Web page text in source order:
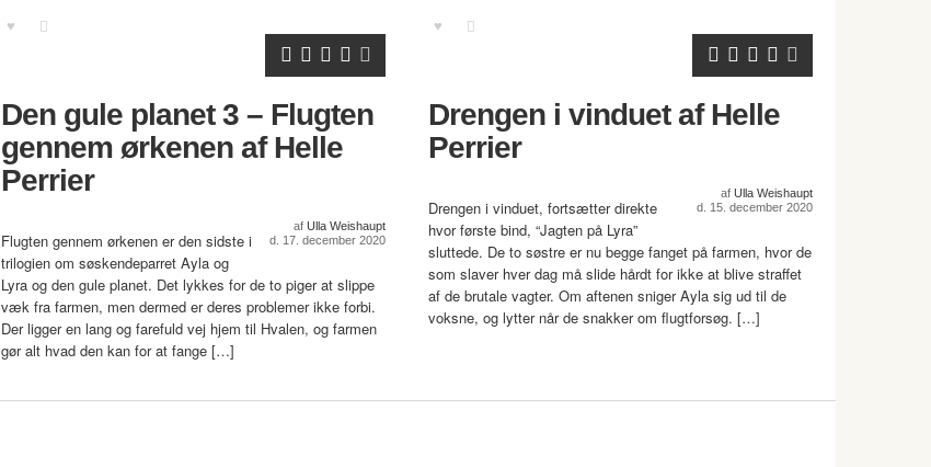
Den gule planet 3 – Flugten
gennem ørkenen af Helle
Perrier
af Ulla Weishaupt
d. 17. december 2020
Flugten gennem ørkenen er den sidste i
trilogien om søskendeparret Ayla og
Lyra og den gule planet. Det lykkes for de to piger at slippe
væk fra farmen, men dermed er deres problemer ikke forbi.
Der ligger en lang og farefuld vej hjem til Hvalen, og farmen
gør alt hvad den kan for at fange […]
Drengen i vinduet af Helle
Perrier
af Ulla Weishaupt
d. 15. december 2020
Drengen i vinduet, fortsætter direkte
hvor første bind, “Jagten på Lyra”
sluttede. De to søstre er nu begge fanget på farmen, hvor de
som slaver hver dag må slide hårdt for ikke at blive straffet
af de brutale vagter. Om aftenen sniger Ayla sig ud til de
voksne, og lytter når de snakker om flugtforsøg. […]